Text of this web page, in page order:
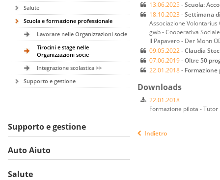
Salute
Scuola e formazione professionale
Lavorare nelle Organizzazioni socie
Tirocini e stage nelle
Organizzazioni socie
Integrazione scolastica >>
Supporto e gestione
Supporto e gestione
Auto Aiuto
Salute
13.06.2025-Scuola:
18.10.2023 -Settimana
Associazione Volontarius
gwb - Cooperativa Sociale
Il Papavero - Der Mohn
09.05.2022-Claudia
07.06.2019-Oltre 50
22.01.2018- Formazione
Downloads
22.01.2018
Formazione pilota - Tutor
Indietro